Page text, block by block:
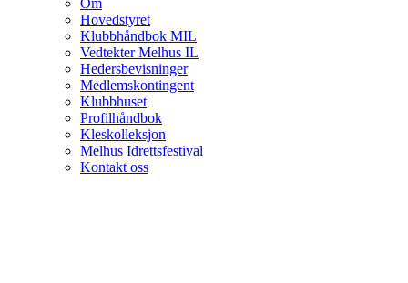
Hovedstyret
Klubbhåndbok MIL
Vedtekter Melhus IL
Hedersbevisninger
Medlemskontingent
Klubbhuset
Profilhåndbok
Kleskolleksjon
Melhus Idrettsfestival
Kontakt oss